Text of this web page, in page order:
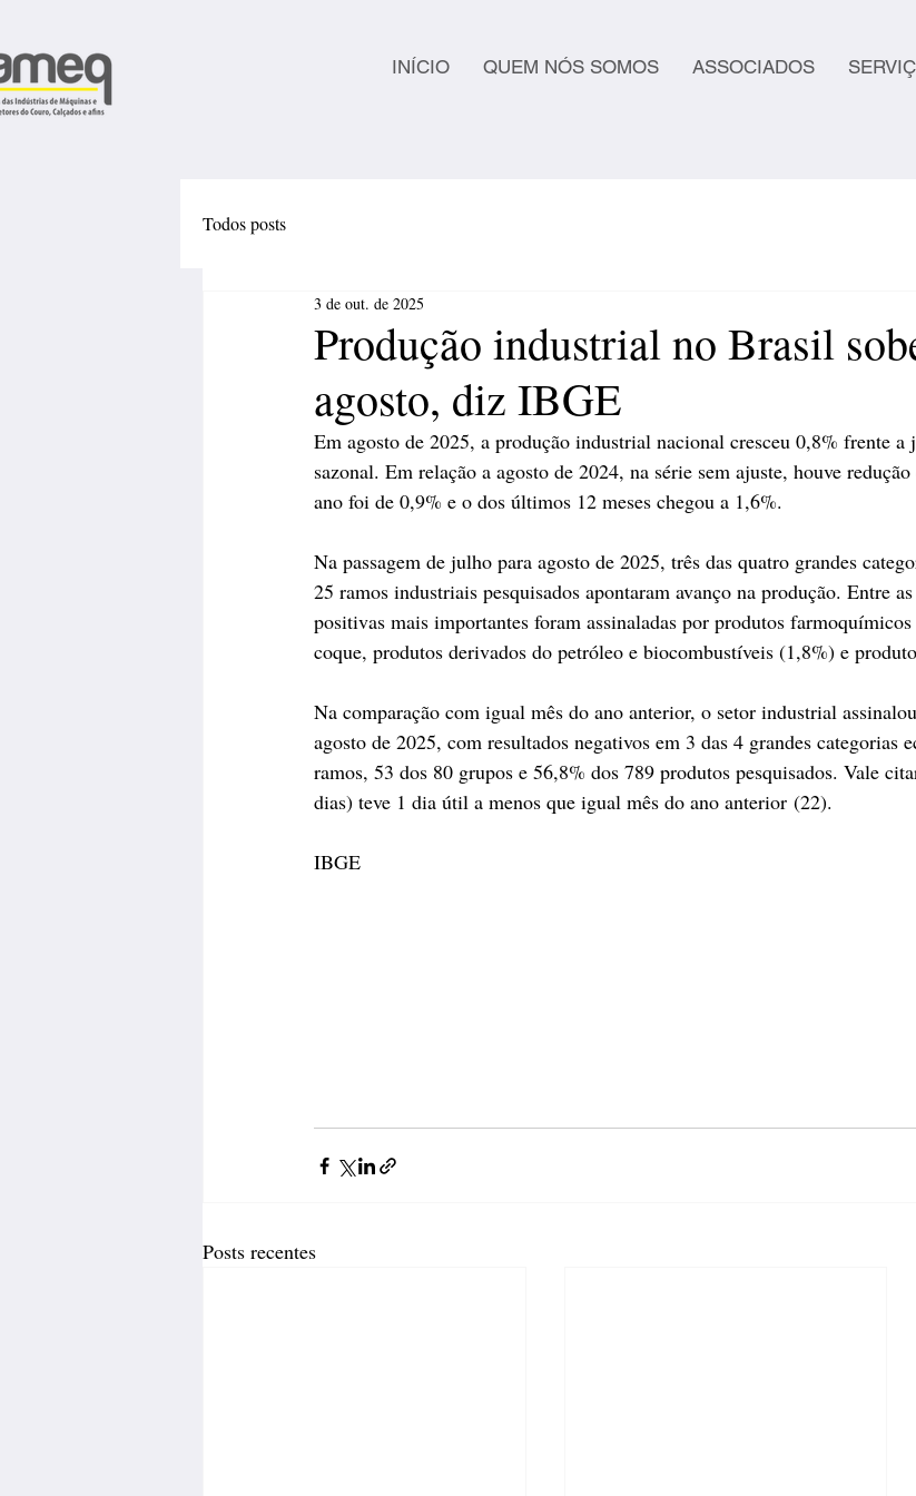
INÍCIO QUEM NÓS SOMOS ASSOCIADOS
Todos posts
Produção industrial no Brasil
agosto, diz IBGE
3 de out. de 2025
Em agosto de 2025, a produção industrial nacional cresceu 0,8% frente a
sazonal. Em relação a agosto de 2024, na série sem ajuste, houve
ano foi de 0,9% e o dos últimos 12 meses chegou a 1,6%.
Na passagem de julho para agosto de 2025, três das quatro grandes
25 ramos industriais pesquisados apontaram avanço na produção. Entre
positivas mais importantes foram assinaladas por produtos
coque, produtos derivados do petróleo e biocombustíveis (1,8%) e
Na comparação com igual mês do ano anterior, o setor industrial
agosto de 2025, com resultados negativos em 3 das 4 grandes categorias
ramos, 53 dos 80 grupos e 56,8% dos 789 produtos pesquisados. Vale
dias) teve 1 dia útil a menos que igual mês do ano anterior (22).
IBGE
Posts recentes